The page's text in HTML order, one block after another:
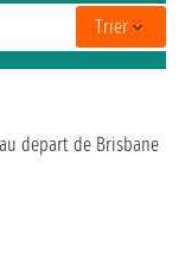
Trier
depart de Brisbane